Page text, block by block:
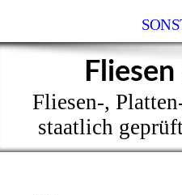
Fliesen-,
staatlich